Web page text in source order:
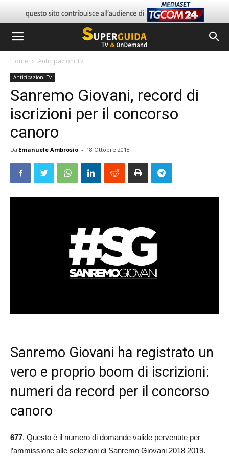
Home Anticipazioni Tv
Anticipazioni Tv
Sanremo Giovani, record di
iscrizioni per il concorso
canoro
Da Emanuele Ambrosio - 18 Ottobre 2018
Sanremo Giovani ha registrato un
vero e proprio boom di iscrizioni:
numeri da record per il concorso
canoro
677. Questo è il numero di domande valide pervenute per
l’ammissione alle selezioni di Sanremo Giovani 2018 2019.